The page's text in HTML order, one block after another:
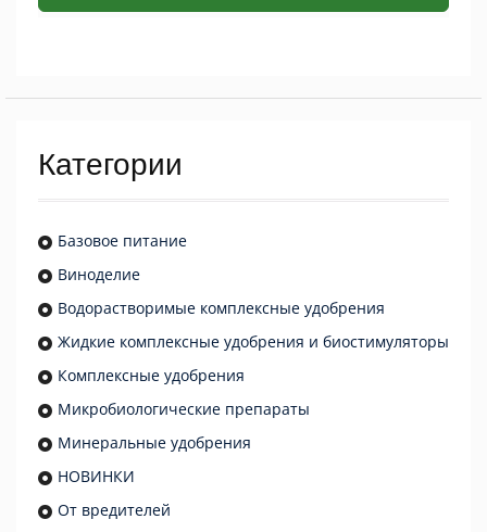
Категории
Базовое питание
Виноделие
Водорастворимые комплексные удобрения
Жидкие комплексные удобрения и биостимуляторы
Комплексные удобрения
Микробиологические препараты
Минеральные удобрения
НОВИНКИ
От вредителей